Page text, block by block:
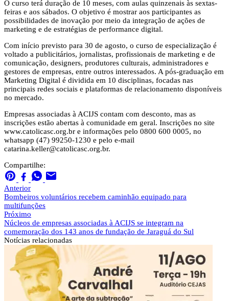
O curso terá duração de 10 meses, com aulas quinzenais às sextas-
feiras e aos sábados. O objetivo é mostrar aos participantes as
possibilidades de inovação por meio da integração de ações de
marketing e de estratégias de performance digital.
Com início previsto para 30 de agosto, o curso de especialização é
voltado a publicitários, jornalistas, profissionais de marketing e de
comunicação, designers, produtores culturais, administradores e
gestores de empresas, entre outros interessados. A pós-graduação em
Marketing Digital é dividida em 10 disciplinas, focadas nas
principais redes sociais e plataformas de relacionamento disponíveis
no mercado.
Empresas associadas à ACIJS contam com desconto, mas as
inscrições estão abertas à comunidade em geral. Inscrições no site
www.catolicasc.org.br e informações pelo 0800 600 0005, no
whatsapp (47) 99250-1230 e pelo e-mail
catarina.keller@catolicasc.org.br.
Compartilhe:
Anterior
Bombeiros voluntários recebem caminhão equipado para
multifunções
Próximo
Núcleos de empresas associadas à ACIJS se integram na
comemoração dos 143 anos de fundação de Jaraguá do Sul
Notícias relacionadas